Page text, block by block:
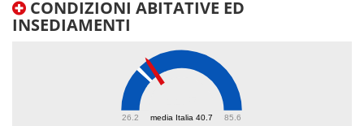
CONDIZIONI ABITATIVE ED
INSEDIAMENTI
media Italia 40.7
26.2 85.6